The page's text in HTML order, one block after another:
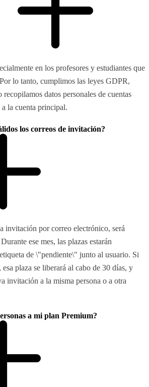
en los profesores y estudiantes que
lo tanto, cumplimos las leyes GDPR,
datos personales de cuentas
la cuenta principal.
los correos de invitación?
invitación por correo electrónico, será
ese mes, las plazas estarán
de \"pendiente\" junto al usuario. Si
plaza se liberará al cabo de 30 días, y
invitación a la misma persona o a otra
a mi plan Premium?